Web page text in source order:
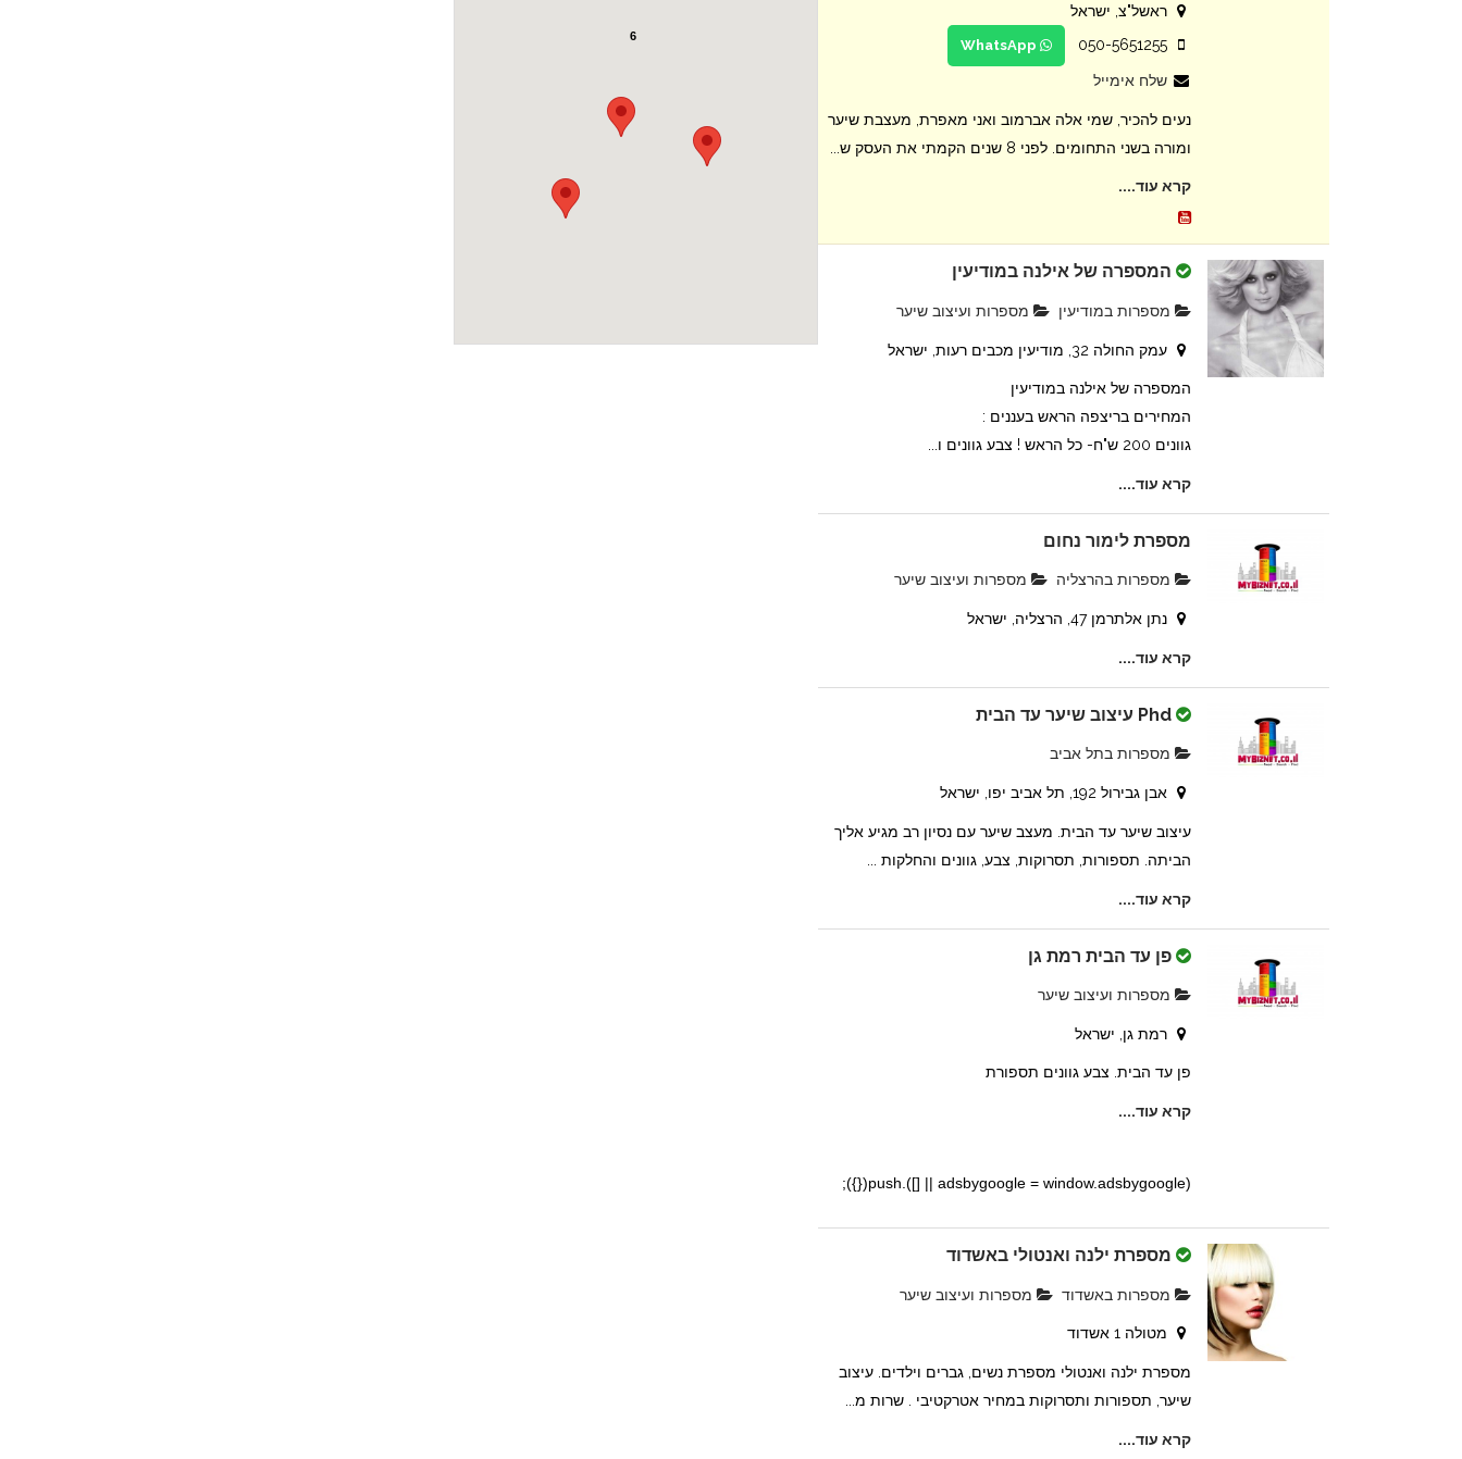
ראשל"צ, ישראל
050-5651255
שלח אימייל
נעים להכיר, שמי אלה אברמוב ואני מאפרת, מעצבת שיער
ומורה בשני התחומים. לפני 8 שנים הקמתי את העסק ש...
קרא עוד....
המספרה של אילנה במודיעין
מספרות במודיעין מספרות ועיצוב שיער
עמק החולה 32, מודיעין מכבים רעות, ישראל
המספרה של אילנה במודיעין
המחירים בריצפה הראש בעננים :
גוונים 200 ש"ח- כל הראש ! צבע גוונים ו...
קרא עוד....
מספרת לימור נחום
מספרות בהרצליה מספרות ועיצוב שיער
נתן אלתרמן 47, הרצליה, ישראל
קרא עוד....
Phd עיצוב שיער עד הבית
מספרות בתל אביב
אבן גבירול 192, תל אביב יפו, ישראל
עיצוב שיער עד הבית. מעצב שיער עם נסיון רב מגיע אליך
הביתה. תספורות, תסרוקות, צבע, גוונים והחלקות ...
קרא עוד....
פן עד הבית רמת גן
מספרות ועיצוב שיער
רמת גן, ישראל
פן עד הבית. צבע גוונים תספורת
קרא עוד....
(adsbygoogle = window.adsbygoogle || []).push({});
מספרת ילנה ואנטולי באשדוד
מספרות באשדוד מספרות ועיצוב שיער
מטולה 1 אשדוד
מספרת ילנה ואנטולי מספרת נשים, גברים וילדים. עיצוב
שיער, תספורות ותסרוקות במחיר אטרקטיבי . שרות מ...
קרא עוד....
6